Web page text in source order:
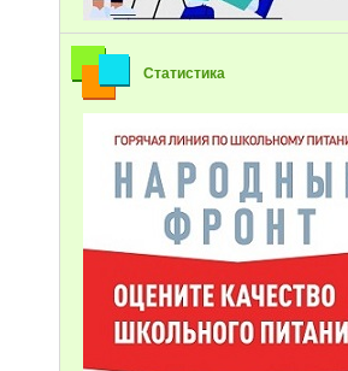
Статистика